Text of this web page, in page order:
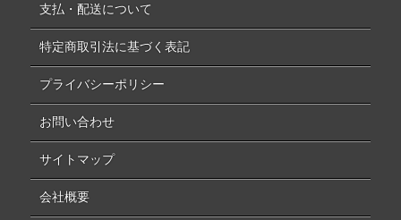
支払・配送について
特定商取引法に基づく表記
プライバシーポリシー
お問い合わせ
サイトマップ
会社概要